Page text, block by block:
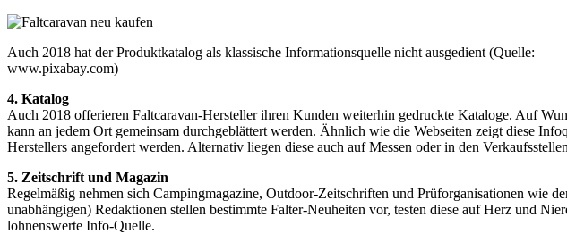
Auch 2018 hat der Produktkatalog als klassische Informationsquelle nicht ausgedient (Quelle:
www.pixabay.com)
4. Katalog
Auch 2018 offerieren Faltcaravan-Hersteller ihren Kunden weiterhin gedruckte Kataloge. Auf
kann an jedem Ort gemeinsam durchgeblättert werden. Ähnlich wie die Webseiten zeigt diese
Herstellers angefordert werden. Alternativ liegen diese auch auf Messen oder in den
5. Zeitschrift und Magazin
Regelmäßig nehmen sich Campingmagazine, Outdoor-Zeitschriften und Prüforganisationen wie
unabhängigen) Redaktionen stellen bestimmte Falter-Neuheiten vor, testen diese auf Herz und
lohnenswerte Info-Quelle.